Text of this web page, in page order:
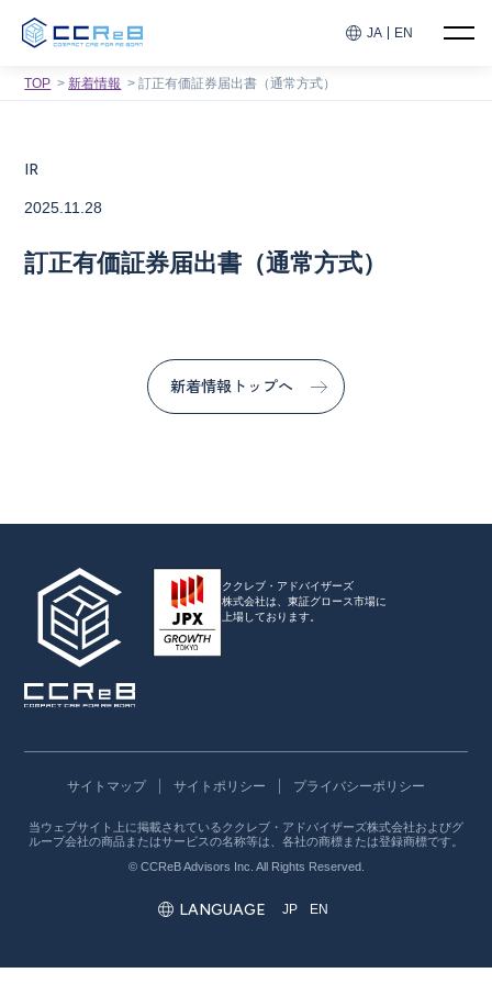
JA EN
TOP 新着情報 訂正有価証券届出書（通常方式）
IR
2025.11.28
訂正有価証券届出書（通常方式）
新着情報トップへ
ククレブ・アドバイザーズ
株式会社は、東証グロース市場に
上場しております。
サイトマップ サイトポリシー プライバシーポリシー
当ウェブサイト上に掲載されているククレブ・アドバイザーズ株式会社およびグ
ループ会社の商品またはサービスの名称等は、各社の商標または登録商標です。
© CCReB Advisors Inc. All Rights Reserved.
LANGUAGE JP EN